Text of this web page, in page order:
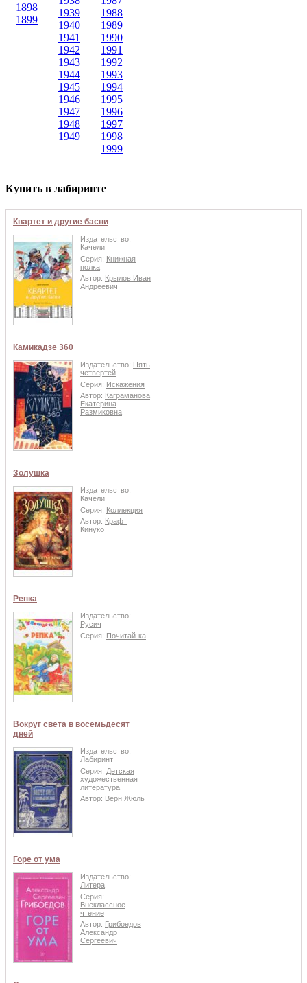
1898
1899
1939
1940
1941
1942
1943
1944
1945
1946
1947
1948
1949
1988
1989
1990
1991
1992
1993
1994
1995
1996
1997
1998
1999
Купить в лабиринте
Квартет и другие басни
Издательство:
Качели
Серия: Книжная
полка
Автор: Крылов Иван
Андреевич
Камикадзе 360
Издательство: Пять
четвертей
Серия: Искажения
Автор: Каграманова
Екатерина
Размиковна
Золушка
Издательство:
Качели
Серия: Коллекция
Автор: Крафт
Кинуко
Репка
Издательство:
Русич
Серия: Почитай-ка
Вокруг света в восемьдесят
дней
Издательство:
Лабиринт
Серия: Детская
художественная
литература
Автор: Верн Жюль
Горе от ума
Издательство:
Литера
Серия:
Внеклассное
чтение
Автор: Грибоедов
Александр
Сергеевич